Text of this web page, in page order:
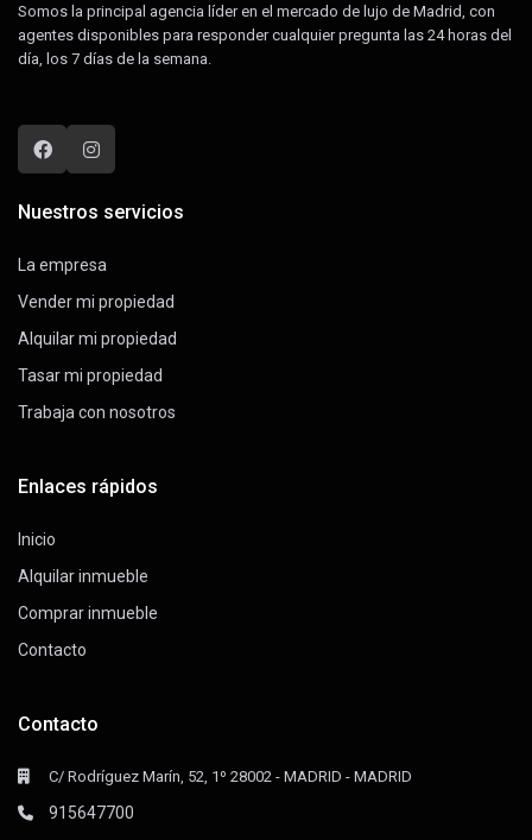
Somos la principal agencia líder en el mercado de lujo de Madrid, con
agentes disponibles para responder cualquier pregunta las 24 horas del
día, los 7 días de la semana.
Nuestros servicios
La empresa
Vender mi propiedad
Alquilar mi propiedad
Tasar mi propiedad
Trabaja con nosotros
Enlaces rápidos
Inicio
Alquilar inmueble
Comprar inmueble
Contacto
Contacto
C/ Rodríguez Marín, 52, 1º 28002 - MADRID - MADRID
915647700